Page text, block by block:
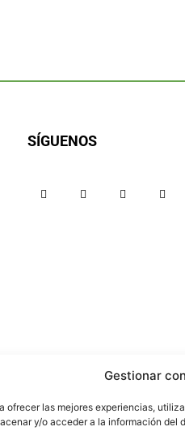
Gestionar
ofrecer las mejores experiencias,
y/o acceder a la información del
SÍGUENOS